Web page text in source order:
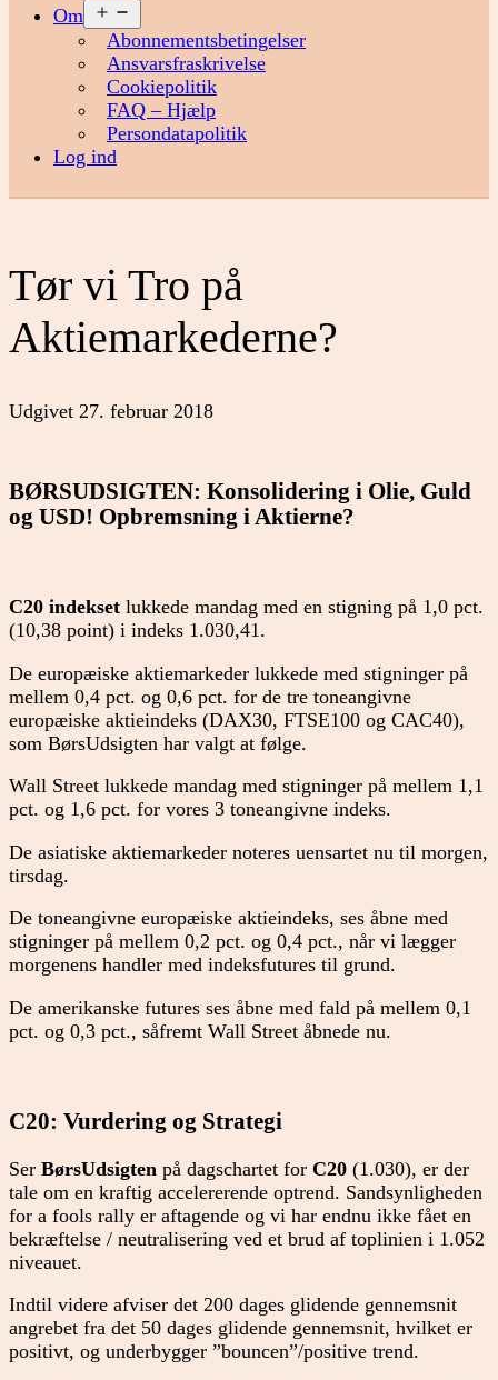
Om
menu
Abonnementsbetingelser
Ansvarsfraskrivelse
Cookiepolitik
FAQ – Hjælp
Persondatapolitik
Log ind
Tør vi Tro på
Aktiemarkederne?
Udgivet 27. februar 2018
BØRSUDSIGTEN: Konsolidering i Olie, Guld
og USD! Opbremsning i Aktierne?
C20 indekset lukkede mandag med en stigning på 1,0 pct.
(10,38 point) i indeks 1.030,41.
De europæiske aktiemarkeder lukkede med stigninger på
mellem 0,4 pct. og 0,6 pct. for de tre toneangivne
europæiske aktieindeks (DAX30, FTSE100 og CAC40),
som BørsUdsigten har valgt at følge.
Wall Street lukkede mandag med stigninger på mellem 1,1
pct. og 1,6 pct. for vores 3 toneangivne indeks.
De asiatiske aktiemarkeder noteres uensartet nu til morgen,
tirsdag.
De toneangivne europæiske aktieindeks, ses åbne med
stigninger på mellem 0,2 pct. og 0,4 pct., når vi lægger
morgenens handler med indeksfutures til grund.
De amerikanske futures ses åbne med fald på mellem 0,1
pct. og 0,3 pct., såfremt Wall Street åbnede nu.
C20: Vurdering og Strategi
Ser BørsUdsigten på dagschartet for C20 (1.030), er der
tale om en kraftig accelererende optrend. Sandsynligheden
for a fools rally er aftagende og vi har endnu ikke fået en
bekræftelse / neutralisering ved et brud af toplinien i 1.052
niveauet.
Indtil videre afviser det 200 dages glidende gennemsnit
angrebet fra det 50 dages glidende gennemsnit, hvilket er
positivt, og underbygger ”bouncen”/positive trend.